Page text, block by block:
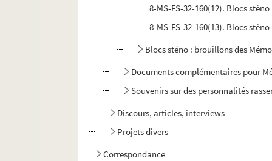
8-MS-FS-32-160(12). Blocs
8-MS-FS-32-160(13). Blocs
Blocs sténo : brouillons des
Documents complémentaires pour
Souvenirs sur des personnalités
Discours, articles, interviews
Projets divers
Correspondance